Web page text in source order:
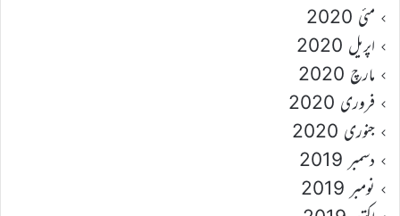
مئی 2020
اپریل 2020
مارچ 2020
فروری 2020
جنوری 2020
دسمبر 2019
نومبر 2019